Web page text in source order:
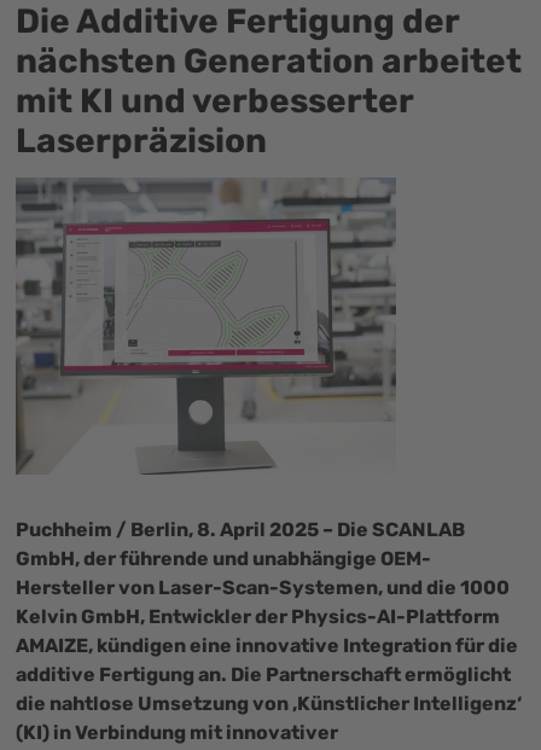
Die Additive Fertigung der
nächsten Generation arbeitet
mit KI und verbesserter
Laserpräzision
Puchheim / Berlin, 8. April 2025 – Die SCANLAB
GmbH, der führende und unabhängige OEM-
Hersteller von Laser-Scan-Systemen, und die 1000
Kelvin GmbH, Entwickler der Physics-AI-Plattform
AMAIZE, kündigen eine innovative Integration für die
additive Fertigung an. Die Partnerschaft ermöglicht
die nahtlose Umsetzung von ‚Künstlicher Intelligenz‘
(KI) in Verbindung mit innovativer